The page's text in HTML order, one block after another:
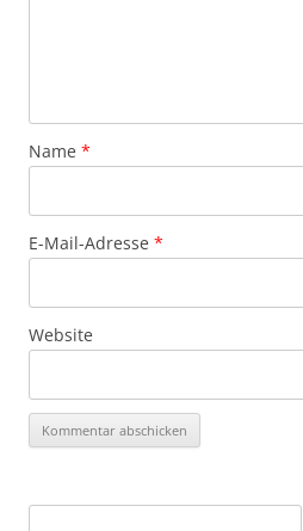
Name *
E-Mail-Adresse *
Website